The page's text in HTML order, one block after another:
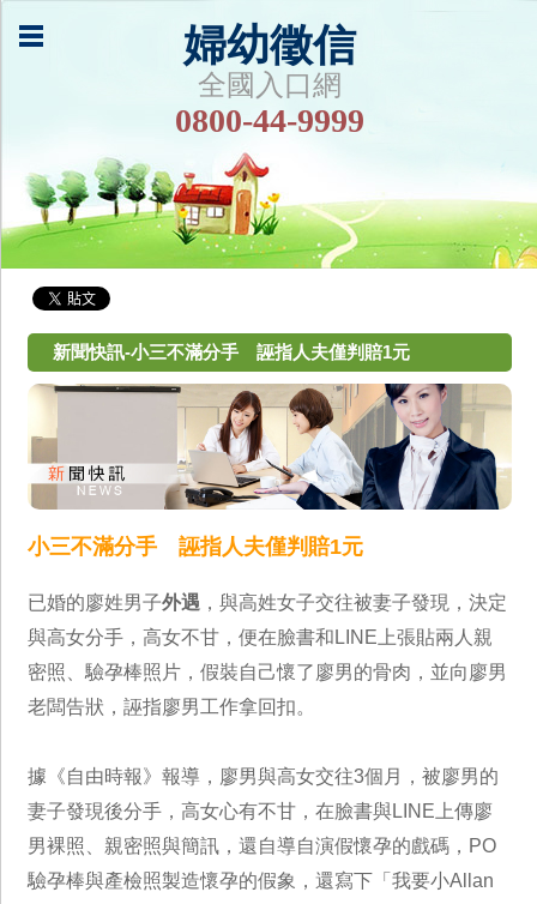
婦幼徵信
全國入口網
0800-44-9999
新聞快訊-小三不滿分手 誣指人夫僅判賠1元
小三不滿分手 誣指人夫僅判賠1元
已婚的廖姓男子外遇 ，與高姓女子交往被妻子發現，決定
與高女分手，高女不甘，便在臉書和LINE上張貼兩人親
密照、驗孕棒照片，假裝自己懷了廖男的骨肉，並向廖男
老闆告狀，誣指廖男工作拿回扣。
據《自由時報》報導，廖男與高女交往3個月，被廖男的
妻子發現後分手，高女心有不甘，在臉書與LINE上傳廖
男裸照、親密照與簡訊，還自導自演假懷孕的戲碼，PO
驗孕棒與產檢照製造懷孕的假象，還寫下「我要小Allan